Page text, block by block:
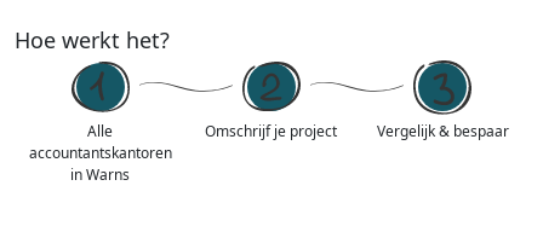
Hoe werkt het?
Alle
accountantskantoren
in Warns
Omschrijf je project Vergelijk & bespaar